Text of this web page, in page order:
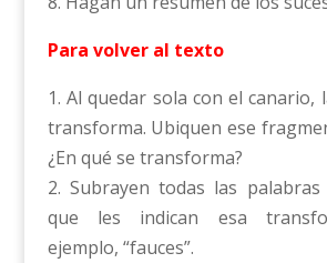
Para volver al texto
1. Al quedar sola con el canario,
transforma. Ubiquen ese
¿En qué se transforma?
2. Subrayen todas las
que les indican esa
ejemplo, “fauces”.